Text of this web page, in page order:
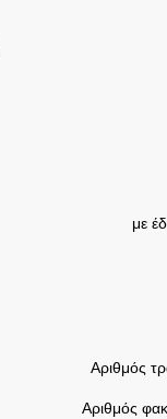
με
Αριθμός
Αριθμός